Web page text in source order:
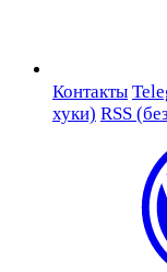
Контакты
хуки) RSS